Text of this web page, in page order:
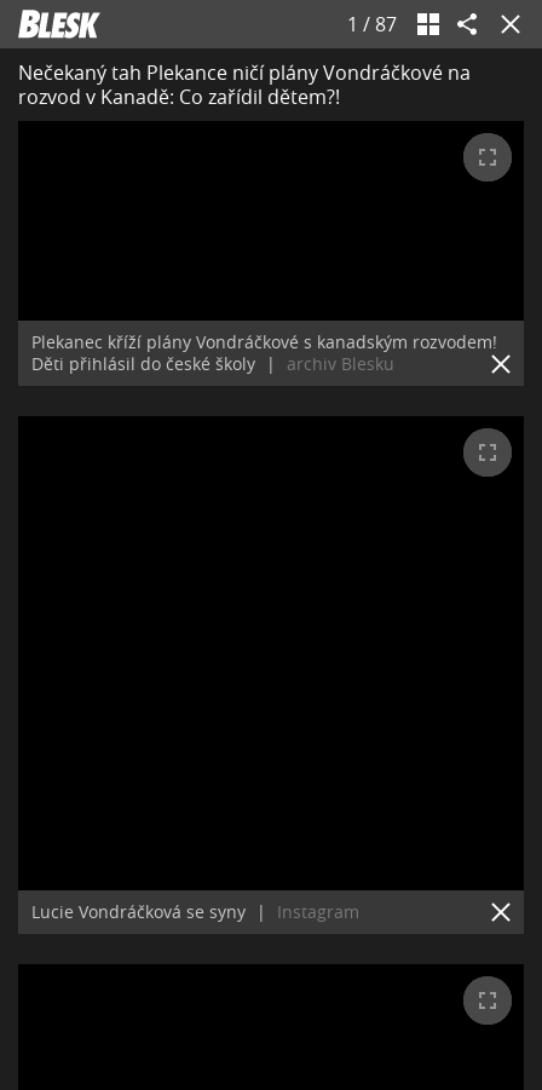
1 / 87
Nečekaný tah Plekance ničí plány Vondráčkové na
rozvod v Kanadě: Co zařídil dětem?!
Plekanec kříží plány Vondráčkové s kanadským rozvodem!
Děti přihlásil do české školy
| archiv Blesku
Lucie Vondráčková se syny | Instagram